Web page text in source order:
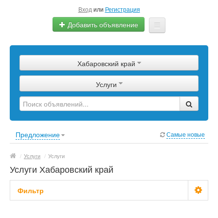
Вход или Регистрация
Добавить объявление
Сырье
Изделия
Оборудование
Хабаровский край
Услуги
Предложение Самые новые
/ Услуги / Услуги
Услуги Хабаровский край
Фильтр